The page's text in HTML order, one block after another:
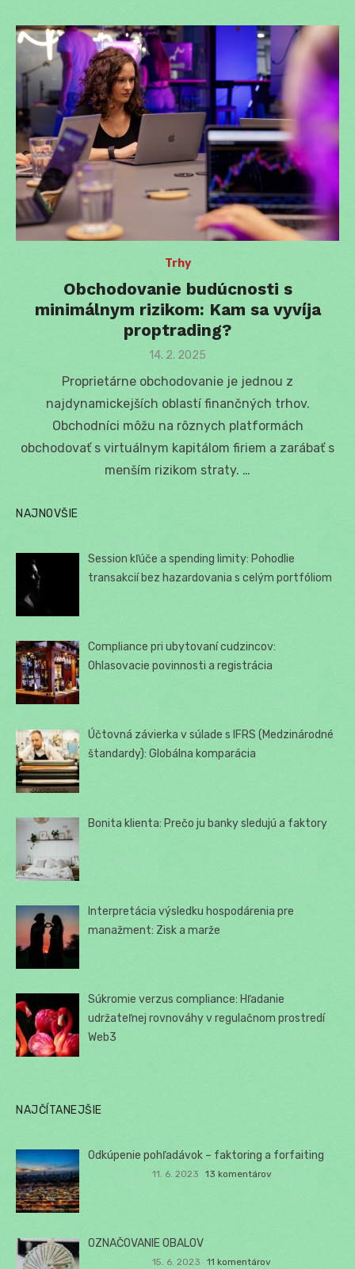
Trhy
Obchodovanie budúcnosti s
minimálnym rizikom: Kam sa vyvíja
proptrading?
Posted
14. 2. 2025
Proprietárne obchodovanie je jednou z
najdynamickejších oblastí finančných trhov.
Obchodníci môžu na rôznych platformách
obchodovať s virtuálnym kapitálom firiem a zarábať s
menším rizikom straty. …
NAJNOVŠIE
Session kľúče a spending limity: Pohodlie
transakcií bez hazardovania s celým portfóliom
Compliance pri ubytovaní cudzincov:
Ohlasovacie povinnosti a registrácia
Účtovná závierka v súlade s IFRS (Medzinárodné
štandardy): Globálna komparácia
Bonita klienta: Prečo ju banky sledujú a faktory
Interpretácia výsledku hospodárenia pre
manažment: Zisk a marže
Súkromie verzus compliance: Hľadanie
udržateľnej rovnováhy v regulačnom prostredí
Web3
NAJČÍTANEJŠIE
Odkúpenie pohľadávok – faktoring a forfaiting
11. 6. 2023 13 komentárov
OZNAČOVANIE OBALOV
15. 6. 2023 11 komentárov